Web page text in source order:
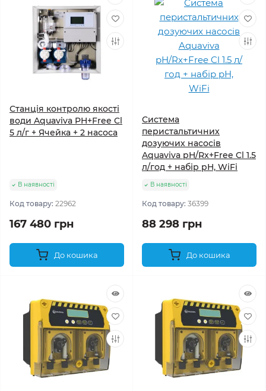
Станція контролю якості
води Aquaviva PH+Free Cl
5 л/г + Ячейка + 2 насоса
В наявності
Код товару: 22962
167 480 грн
До кошика
Система
перистальтичних
дозуючих насосів
Aquaviva pH/Rx+Free Cl 1.5
л/год + набір pH, WiFi
В наявності
Код товару: 36399
88 298 грн
До кошика